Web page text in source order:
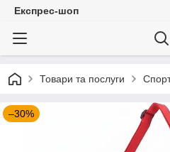
Експрес-шоп
Товари та послуги
–30%